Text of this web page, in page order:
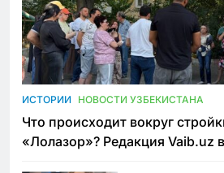
ИСТОРИИ НОВОСТИ УЗБЕКИСТАНА
Что происходит вокруг
«Лолазор»? Редакция Vaib.uz